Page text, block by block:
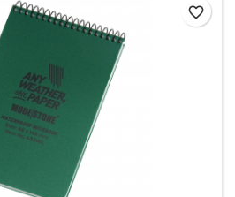
favorite_border